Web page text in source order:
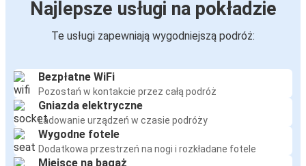
Najlepsze usługi na pokładzie
Te usługi zapewniają wygodniejszą podróż:
Bezpłatne WiFi
Pozostań w kontakcie przez całą podróż
Gniazda elektryczne
Ładowanie urządzeń w czasie podróży
Wygodne fotele
Dodatkowa przestrzeń na nogi i rozkładane fotele
Miejsce na bagaż